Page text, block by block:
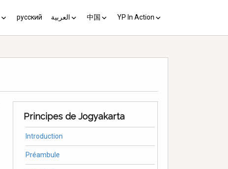
русский العربية 中国 YP In Action
Download the Guide in your
Principes de Jogyakarta
Introduction
Préambule